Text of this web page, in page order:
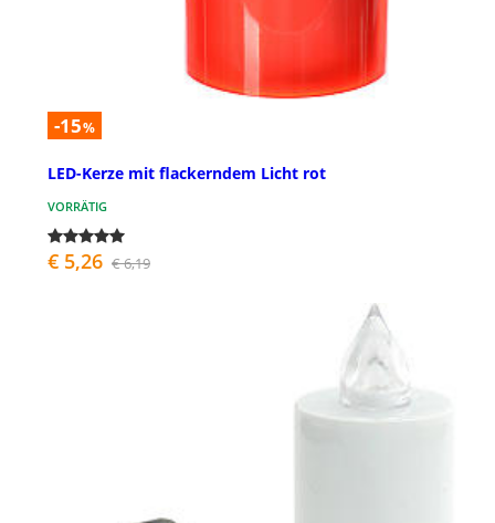
-15%
LED-Kerze mit flackerndem Licht rot
VORRÄTIG
€ 5,26 € 6,19